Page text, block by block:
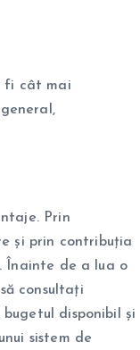
fi cât mai
Prin
și prin contribuția
Înainte de a lua o
consultați
disponibil și
sistem de